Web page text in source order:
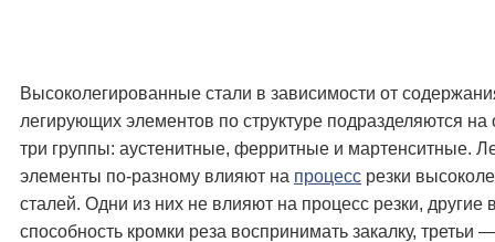
Высоколегированные стали в зависимости от
легирующих элементов по структуре подразделяются
три группы: аустенитные, ферритные и мартенситные.
элементы по-разному влияют на процесс резки
сталей. Одни из них не влияют на процесс резки, другие
способность кромки реза воспринимать закалку, третьи